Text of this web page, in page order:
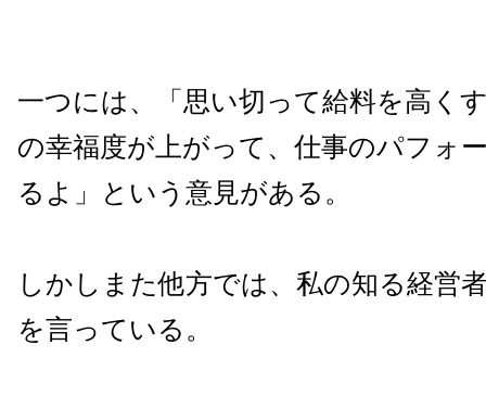
一つには、「思い切って給料を高く
の幸福度が上がって、仕事のパフォ
るよ」という意見がある。
しかしまた他方では、私の知る経営
を言っている。